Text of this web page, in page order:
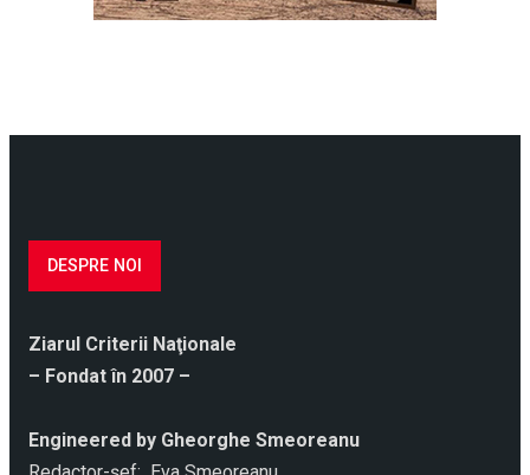
DESPRE NOI
Ziarul Criterii Naţionale
– Fondat în 2007 –
Engineered by Gheorghe Smeoreanu